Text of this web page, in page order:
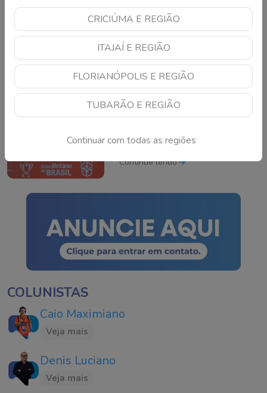
CRICIÚMA E REGIÃO
ITAJAÍ E REGIÃO
FLORIANÓPOLIS E REGIÃO
TUBARÃO E REGIÃO
Continuar com todas as regiões
Ex-vice-prefeito é
condenado por incêndio
em pavilhão de SC
Continue lendo
Sorteio para definir
do Brasil será na próxima
Continue lendo
COLUNISTAS
Caio Maximiano
Veja mais
Denis Luciano
Veja mais